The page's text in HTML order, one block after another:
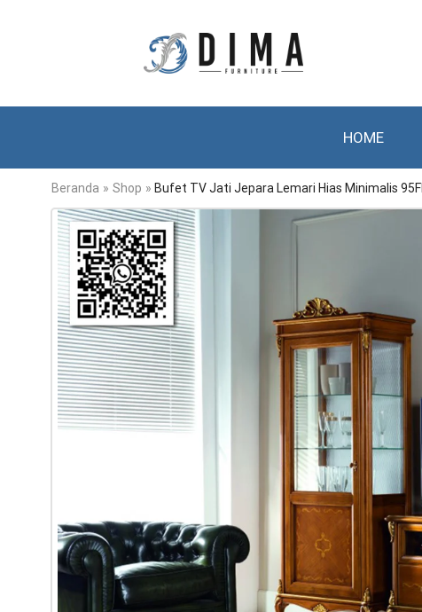
HOME
Beranda » Shop » Bufet TV Jati Jepara Lemari Hias Minimalis 95FI